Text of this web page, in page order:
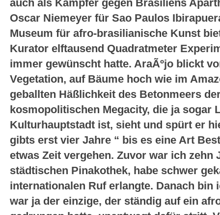
auch als Kämpfer gegen Brasiliens
Oscar Niemeyer für Sao Paulos
Museum für afro-brasilianische Kunst
Kurator elftausend Quadratmeter
immer gewünscht hatte. AraÃºjo blickt
Vegetation, auf Bäume hoch wie im
geballten Häßlichkeit des Betonmeers
kosmopolitischen Megacity, die ja sogar
Kulturhauptstadt ist, sieht und spürt er
gibts erst vier Jahre “ bis es eine Art
etwas Zeit vergehen. Zuvor war ich zehn
städtischen Pinakothek, habe schwer
internationalen Ruf erlangte. Danach bin
war ja der einzige, der ständig auf ein